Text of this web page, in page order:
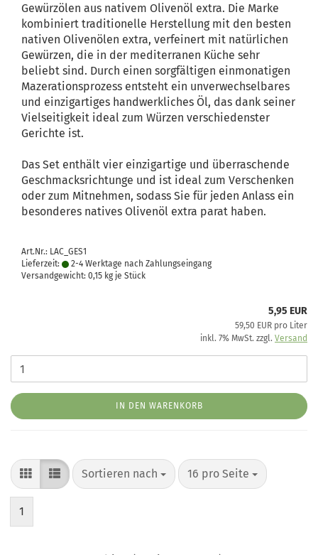
Gewürzölen aus nativem Olivenöl extra. Die Marke
kombiniert traditionelle Herstellung mit den besten
nativen Olivenölen extra, verfeinert mit natürlichen
Gewürzen, die in der mediterranen Küche sehr
beliebt sind. Durch einen sorgfältigen einmonatigen
Mazerationsprozess entsteht ein unverwechselbares
und einzigartiges handwerkliches Öl, das dank seiner
Vielseitigkeit ideal zum Würzen verschiedenster
Gerichte ist.
Das Set enthält vier einzigartige und überraschende
Geschmacksrichtunge und ist ideal zum Verschenken
oder zum Mitnehmen, sodass Sie für jeden Anlass ein
besonderes natives Olivenöl extra parat haben.
Art.Nr.: LAC_GES1
Lieferzeit:
2-4 Werktage nach Zahlungseingang
Versandgewicht: 0,15 kg je Stück
5,95 EUR
59,50 EUR pro Liter
inkl. 7% MwSt. zzgl. Versand
IN DEN WARENKORB
Sortieren nach
Sortieren nach 16 pro Seite
pro Seite
1